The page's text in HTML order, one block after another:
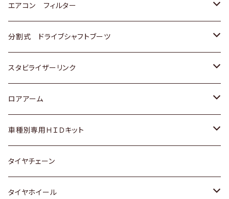
スバル
マツダ
三菱
スバル
三菱
スバル
スズキ
日産
いすゞ
ダイハツ
マツダ
三菱
スバル
トヨタ
ホンダ
スズキ
日産
ダイハツ
マツダ
三菱
エアコン フィルター
トヨタ
ホンダ
スズキ
日産
いすゞ
ダイハツ
分割式 ドライブシャフトブーツ
トヨタ
ホンダ
スズキ
日産
ダイハツ
スタビライザーリンク
トヨタ
ホンダ
スズキ
日産
ロアアーム
ホンダ
スズキ
日産
車種別専用ＨＩＤキット
トヨタ
マツダ
タイヤチェーン
タイヤホイール